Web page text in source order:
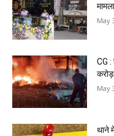
May
CG :
May
थाने